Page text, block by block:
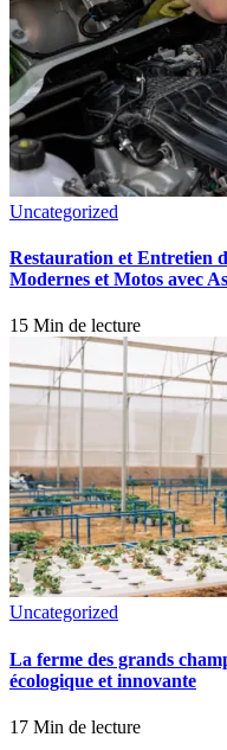
Uncategorized
Restauration et Entretien
Modernes et Motos avec
15 Min de lecture
Uncategorized
La ferme des grands
écologique et innovante
17 Min de lecture